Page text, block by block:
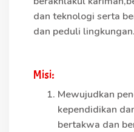
dan teknologi serta
dan peduli lingkungan.
Misi:
Mewujudkan
kependidikan
bertakwa dan